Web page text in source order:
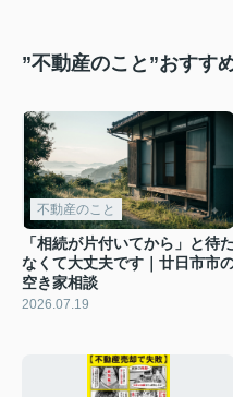
”不動産のこと”おすす
不動産のこと
「相続が片付いてから」と待た
なくて大丈夫です｜廿日市市
空き家相談
2026.07.19